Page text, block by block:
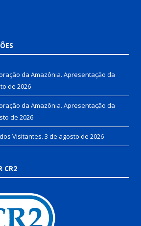
da Amazônia. Apresentação da
de 2026
da Amazônia. Apresentação da
de 2026
dos Visitantes. 3 de agosto de 2026
CR2